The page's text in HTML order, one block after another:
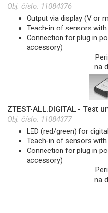
Obj. číslo: 11084376
Output via display (V or
Teach-in of sensors
Connection for plug in
accessory)
na
ZTEST-ALL.DIGITAL - Test
Obj. číslo: 11084377
LED (red/green) for
Teach-in of sensors
Connection for plug in
accessory)
na